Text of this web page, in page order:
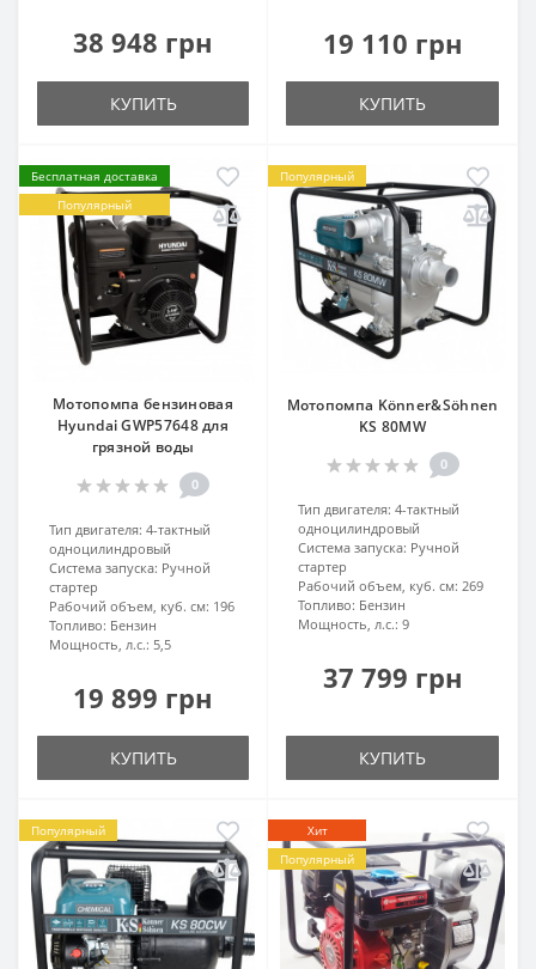
38 948 грн
КУПИТЬ
19 110 грн
КУПИТЬ
Бесплатная доставка
Популярный
Мотопомпа бензиновая
Hyundai GWP57648 для
грязной воды
0
Тип двигателя: 4-тактный
одноцилиндровый
Система запуска: Ручной
стартер
Рабочий объем, куб. см: 196
Топливо: Бензин
Мощность, л.с.: 5,5
19 899 грн
КУПИТЬ
Популярный
Мотопомпа Könner&Söhnen
KS 80MW
0
Тип двигателя: 4-тактный
одноцилиндровый
Система запуска: Ручной
стартер
Рабочий объем, куб. см: 269
Топливо: Бензин
Мощность, л.с.: 9
37 799 грн
КУПИТЬ
Популярный
Хит
Популярный